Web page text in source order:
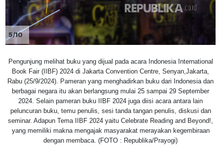
5/10
Pengunjung melihat buku yang dijual pada acara Indonesia International
Book Fair (IIBF) 2024 di Jakarta Convention Centre, Senyan,Jakarta,
Rabu (25/9/2024). Pameran yang menghadirkan buku dari Indonesia dan
berbagai negara itu akan berlangsung mulai 25 sampai 29 September
2024. Selain pameran buku IIBF 2024 juga diisi acara antara lain
peluncuran buku, temu penulis, sesi tanda tangan penulis, diskusi dan
seminar. Adapun Tema IIBF 2024 yaitu Celebrate Reading and Beyond!,
yang memiliki makna mengajak masyarakat merayakan kegembiraan
dengan membaca. (FOTO : Republika/Prayogi)